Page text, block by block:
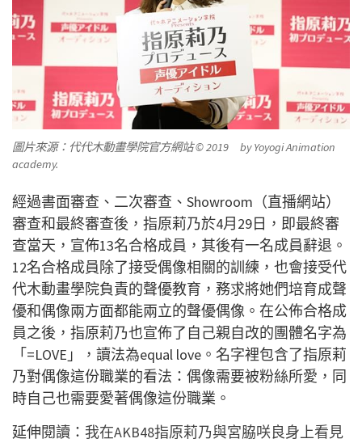
圖片來源：代代木動畫學院官方網站 © 2019 by Yoyogi Animation
academy.
經過書面審查、二次審查、Showroom（直播網站）
審查和最終審查後，指原莉乃於4月29日，即最終審
查當天，宣佈13名合格成員，其後有一名成員辭退。
12名合格成員除了接受偶像相關的訓練，也會接受代
代木動畫學院負責的聲優教育，務求將她們培育成聲
優和偶像兩方面都能兩立的聲優偶像。在公佈合格成
員之後，指原莉乃也宣佈了自己親自改的團體名字為
「=LOVE」，讀法為equal love。名字裡包含了指原莉
乃對偶像這份職業的看法：偶像需要被粉絲所愛，同
時自己也需要愛著偶像這份職業。
延伸閱讀： 我在AKB48指原莉乃與宮脇咲良身上看見